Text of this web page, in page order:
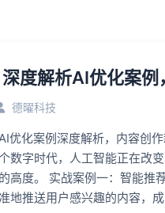
度解析AI优化案
德曜科技
优化案例深度解析，内容创
数字时代，人工智能正在改
高度。 实战案例一：智能推
地推送用户感兴趣的内容，